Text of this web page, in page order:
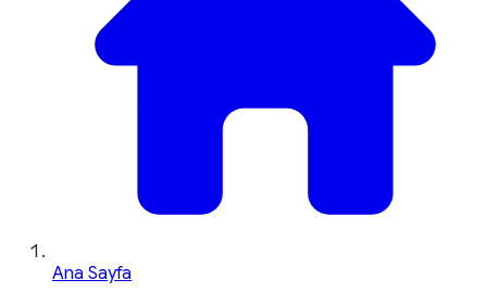
Ana Sayfa